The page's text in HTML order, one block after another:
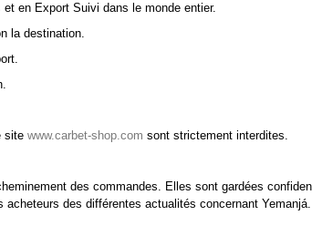
en Export Suivi dans le monde entier.
la destination.
site www.carbet-shop.com sont strictement interdites.
des commandes. Elles sont gardées
des différentes actualités concernant Yemanjá.